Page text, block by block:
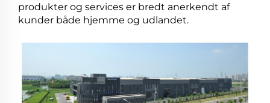
produkter og services er bredt anerkendt af
kunder både hjemme og udlandet.